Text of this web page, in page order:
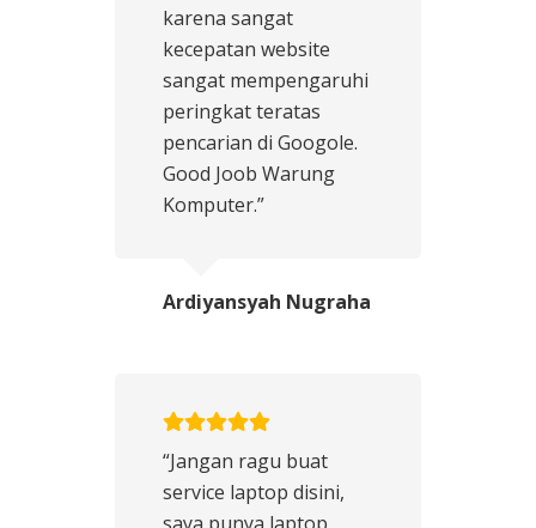
karena sangat
kecepatan website
sangat mempengaruhi
peringkat teratas
pencarian di Googole.
Good Joob Warung
Komputer.”
Ardiyansyah Nugraha
“Jangan ragu buat
service laptop disini,
saya punya laptop